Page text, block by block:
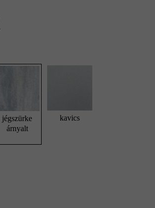
jégszürke
árnyalt
kavics